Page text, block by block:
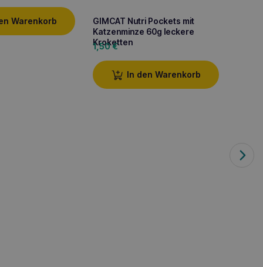
Warenkorb
GIMCAT Nutri Pockets mit
Katzenminze 60g leckere
Kroketten
1,50€
In den Warenkorb